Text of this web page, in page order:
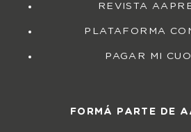
REVISTA
PLATAFORMA
PAGAR MI
FORMÁ PARTE DE